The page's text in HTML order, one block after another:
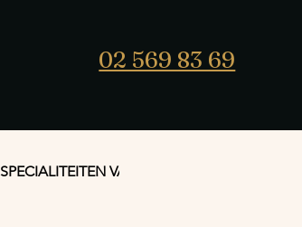
02 569 83 69
VAN DE CHEF